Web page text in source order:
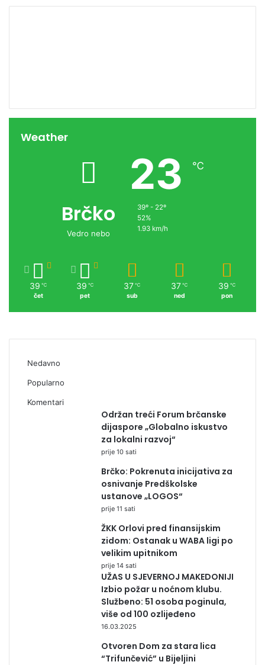
Weather
Brčko
Vedro nebo
23 ℃
39º - 22º
52%
1.93 km/h
39 ℃
čet
39 ℃
pet
37 ℃
sub
37 ℃
ned
39 ℃
pon
Nedavno
Popularno
Komentari
Održan treći Forum brčanske
dijaspore „Globalno iskustvo
za lokalni razvoj“
prije 10 sati
Brčko: Pokrenuta inicijativa za
osnivanje Predškolske
ustanove „LOGOS“
prije 11 sati
ŽKK Orlovi pred finansijskim
zidom: Ostanak u WABA ligi po
velikim upitnikom
prije 14 sati
UŽAS U SJEVERNOJ MAKEDONIJI
Izbio požar u noćnom klubu.
Službeno: 51 osoba poginula,
više od 100 ozlijeđeno
16.03.2025
Otvoren Dom za stara lica
“Trifunčević” u Bijeljini